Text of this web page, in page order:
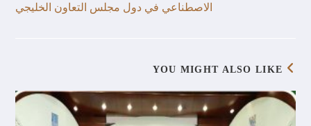
الاصطناعي في دول مجلس التعاون الخليجي
YOU MIGHT ALSO LIKE